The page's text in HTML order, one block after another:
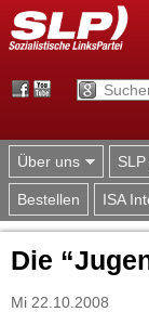
Über uns
Bestellen ISA
Die
Mi 22.10.2008